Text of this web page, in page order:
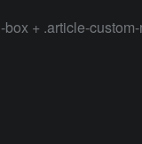
+ .article-